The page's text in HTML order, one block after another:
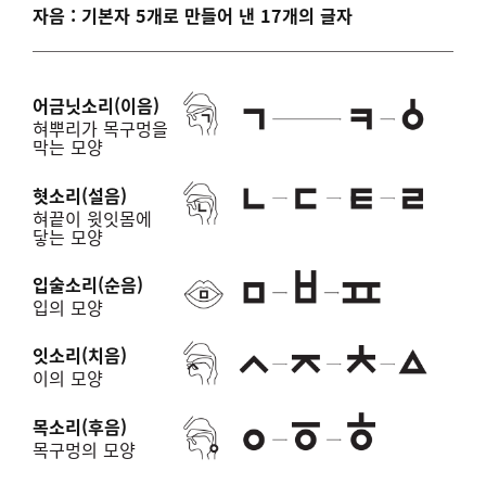
자음 : 기본자 5개로 만들어 낸 17개의 글자
어금닛소리(이음)
혀뿌리가 목구멍을
막는 모양
혓소리(설음)
혀끝이 윗잇몸에
닿는 모양
입술소리(순음)
입의 모양
잇소리(치음)
이의 모양
목소리(후음)
목구멍의 모양